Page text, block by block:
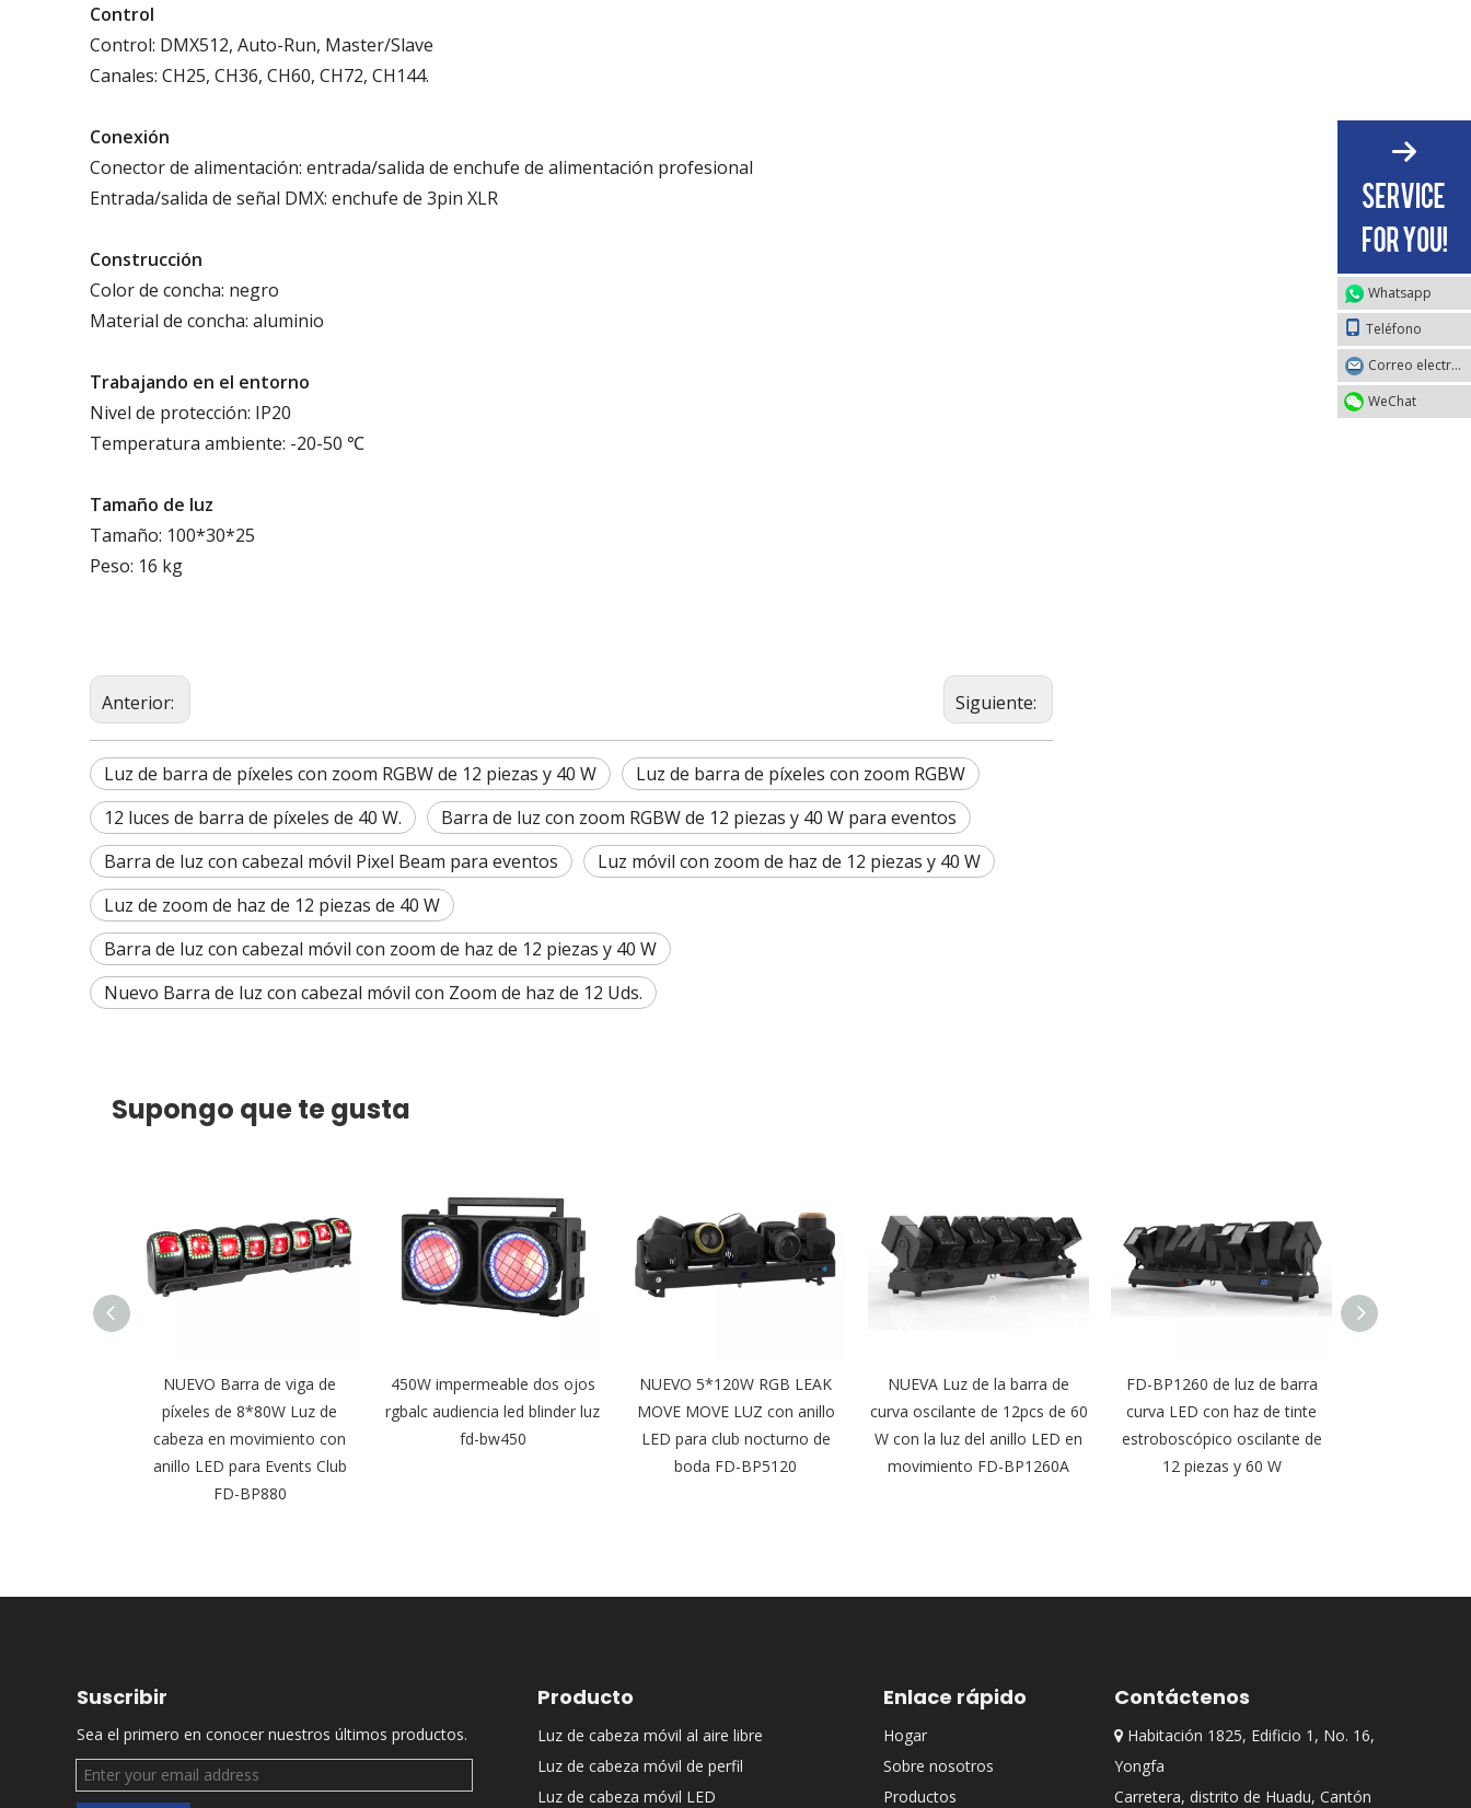
Control
Control: DMX512, Auto-Run, Master/Slave
Canales: CH25, CH36, CH60, CH72, CH144.
Conexión
Conector de alimentación: entrada/salida de enchufe de alimentación profesional
Entrada/salida de señal DMX: enchufe de 3pin XLR
Construcción
Color de concha: negro
Material de concha: aluminio
Trabajando en el entorno
Nivel de protección: IP20
Temperatura ambiente: -20-50 ℃
Tamaño de luz
Tamaño: 100*30*25
Peso: 16 kg
Anterior: Siguiente:
Luz de barra de píxeles con zoom RGBW de 12 piezas y 40 W
Luz de barra de píxeles con zoom RGBW
12 luces de barra de píxeles de 40 W.
Barra de luz con zoom RGBW de 12 piezas y 40 W para eventos
Barra de luz con cabezal móvil Pixel Beam para eventos
Luz móvil con zoom de haz de 12 piezas y 40 W
Luz de zoom de haz de 12 piezas de 40 W
Barra de luz con cabezal móvil con zoom de haz de 12 piezas y 40 W
Nuevo Barra de luz con cabezal móvil con Zoom de haz de 12 Uds.
Supongo que te gusta
NUEVO Barra de viga de
píxeles de 8*80W Luz de
cabeza en movimiento con
anillo LED para Events Club
FD-BP880
450W impermeable dos ojos
rgbalc audiencia led blinder luz
fd-bw450
NUEVO 5*120W RGB LEAK
MOVE MOVE LUZ con anillo
LED para club nocturno de
boda FD-BP5120
NUEVA Luz de la barra de
curva oscilante de 12pcs de 60
W con la luz del anillo LED en
movimiento FD-BP1260A
FD-BP1260 de luz de barra
curva LED con haz de tinte
estroboscópico oscilante de
12 piezas y 60 W
Suscribir
Sea el primero en conocer nuestros últimos productos.
Whatsapp
Teléfono
Correo electrónico
WeChat
Producto
Luz de cabeza móvil al aire libre
Luz de cabeza móvil de perfil
Luz de cabeza móvil LED
Enlace rápido
Hogar
Sobre nosotros
Productos
Contáctenos
Habitación 1825, Edificio 1, No. 16,
Yongfa
Carretera, distrito de Huadu, Cantón